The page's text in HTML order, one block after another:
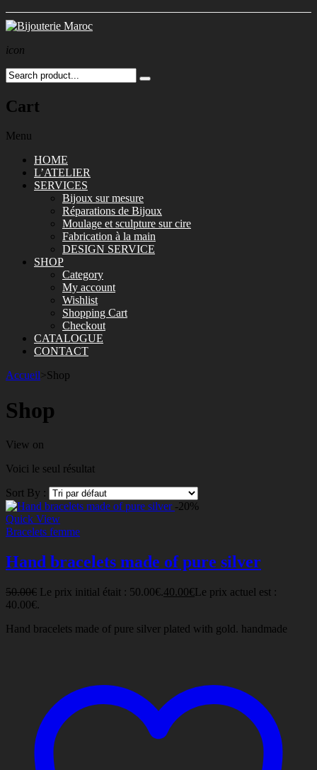
icon
Cart
Menu
HOME
L’ATELIER
SERVICES
Bijoux sur mesure
Réparations de Bijoux
Moulage et sculpture sur cire
Fabrication à la main
DESIGN SERVICE
SHOP
Category
My account
Wishlist
Shopping Cart
Checkout
CATALOGUE
CONTACT
Accueil>Shop
Shop
View on
Voici le seul résultat
Sort By :
-20%
Quick View
Bracelets femme
Hand bracelets made of pure silver
50.00€ Le prix initial était : 50.00€.40.00€Le prix actuel est :
40.00€.
Hand bracelets made of pure silver plated with gold. handmade